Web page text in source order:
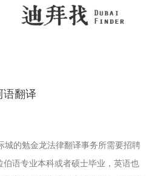
语翻译
城的勉金龙法律翻译事务所需要招聘
语专业本科或者硕士毕业，英语也